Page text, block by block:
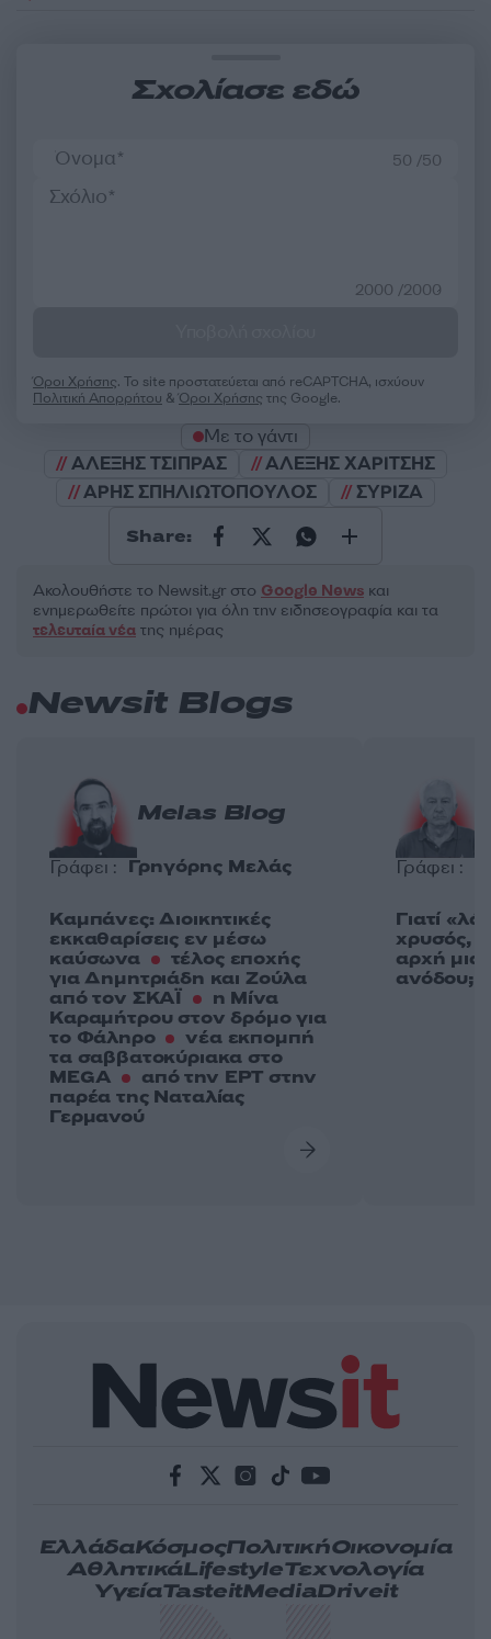
Σχολίασε εδώ
50 /50
2000 /2000
Όροι Χρήσης. Το site προστατεύεται από reCAPTCHA, ισχύουν
Πολιτική Απορρήτου &Όροι Χρήσης της Google.
Με το γάντι
ΑΛΕΞΗΣ ΤΣΙΠΡΑΣ
ΑΛΕΞΗΣ ΧΑΡΙΤΣΗΣ
ΑΡΗΣ ΣΠΗΛΙΩΤΟΠΟΥΛΟΣ
ΣΥΡΙΖΑ
Share:
Ακολουθήστε το Νewsit.gr στο Google News και
ενημερωθείτε πρώτοι για όλη την ειδησεογραφία και τα
τελευταία νέα της ημέρας
Newsit Blogs
Melas Blog
Γράφει : Γρηγόρης Μελάς
Καμπάνες: Διοικητικές
εκκαθαρίσεις εν μέσω
καύσωνα
τέλος εποχής
για Δημητριάδη και Ζούλα
από τον ΣΚΑΪ
η Μίνα
Καραμήτρου στον δρόμο για
το Φάληρο
νέα εκπομπή
τα σαββατοκύριακα στο
MEGA
από την ΕΡΤ στην
παρέα της Ναταλίας
Γερμανού
Γράφει :
Γιατί
χρυσός,
αρχή
ανόδου;
ΕλλάδαΚόσμοςΠολιτικήΟικονομία
ΑθλητικάLifestyleΤεχνολογία
ΥγείαTasteitMediaDriveit